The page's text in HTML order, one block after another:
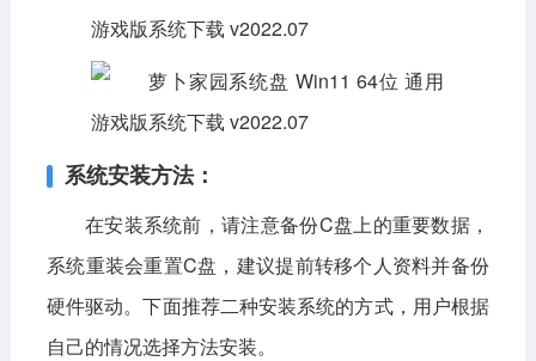
系统安装方法：
在安装系统前，请注意备份C盘上的重要数据，
系统重装会重置C盘，建议提前转移个人资料并备份
硬件驱动。下面推荐二种安装系统的方式，用户根据
自己的情况选择方法安装。